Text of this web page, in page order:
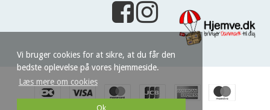
Vi bruger cookies for at sikre, at du får den
bedste oplevelse på vores hjemmeside.
Læs mere om cookies
Ok